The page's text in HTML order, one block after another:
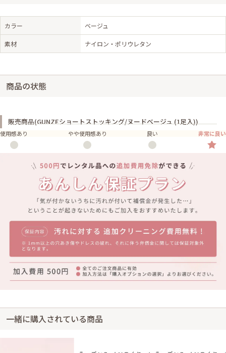
カラー ベージュ
素材 ナイロン・ポリウレタン
商品の状態
販売商品(GUNZEショートストッキング/ヌードベージュ (1足入))
使用感あり やや使用感あり 良い 非常に良い
一緒に購入されている商品